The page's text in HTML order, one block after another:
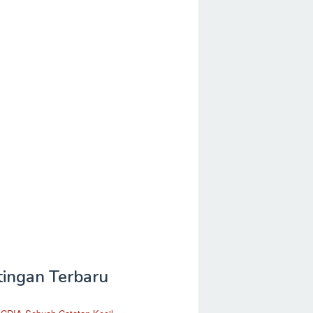
Terbaru